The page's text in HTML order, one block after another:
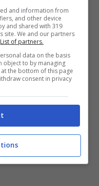
attrice (desiderosa
ha destato
della serie. E
diun’uscita di
un distacco meno
nel corso della
qualcun
and information from
and other device
and shared with 319
site. We and our partners
List of partners.
data on the basis
object to by managing
the bottom of this page
consent in privacy